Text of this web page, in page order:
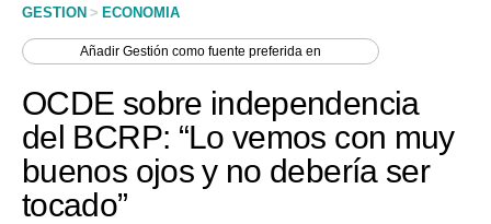
Perú
Política
Tu Dinero
GESTION > ECONOMIA
AñadirGestión como fuente preferida en
OCDE sobre independencia
del BCRP: “Lo vemos con muy
buenos ojos y no debería ser
tocado”